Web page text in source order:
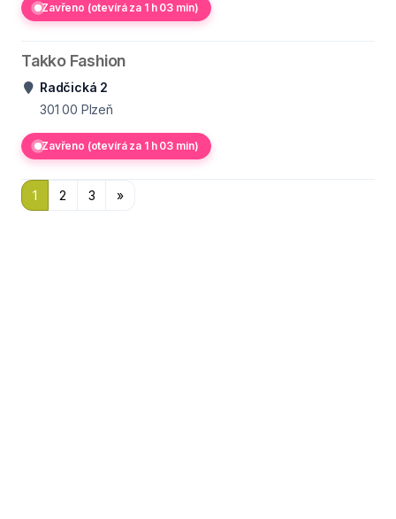
Zavřeno (otevírá za 1 h 03 min)
Takko Fashion
Radčická 2
301 00 Plzeň
Zavřeno (otevírá za 1 h 03 min)
1 2 3 »